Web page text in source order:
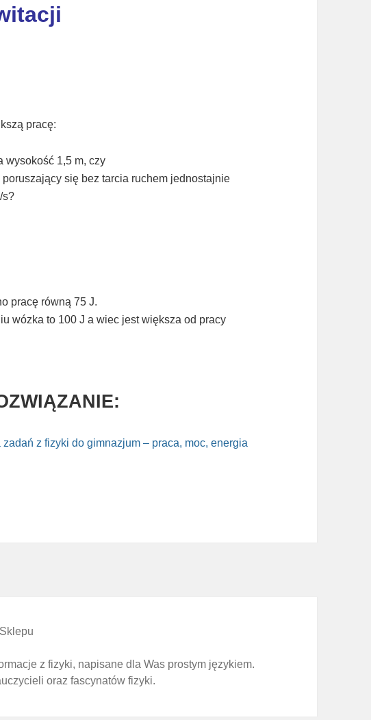
pracę:
wysokość 1,5 m, czy
się bez tarcia ruchem jednostajnie
s?
pracę równą 75 J.
wózka to 100 J a wiec jest większa od pracy
z fizyki do gimnazjum – praca, moc, energia
z fizyki, napisane dla Was prostym językiem.
oraz fascynatów fizyki.